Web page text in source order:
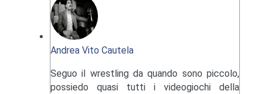
Andrea Vito Cautela
Seguo il wrestling da quando sono piccolo,
possiedo quasi tutti i videogiochi della